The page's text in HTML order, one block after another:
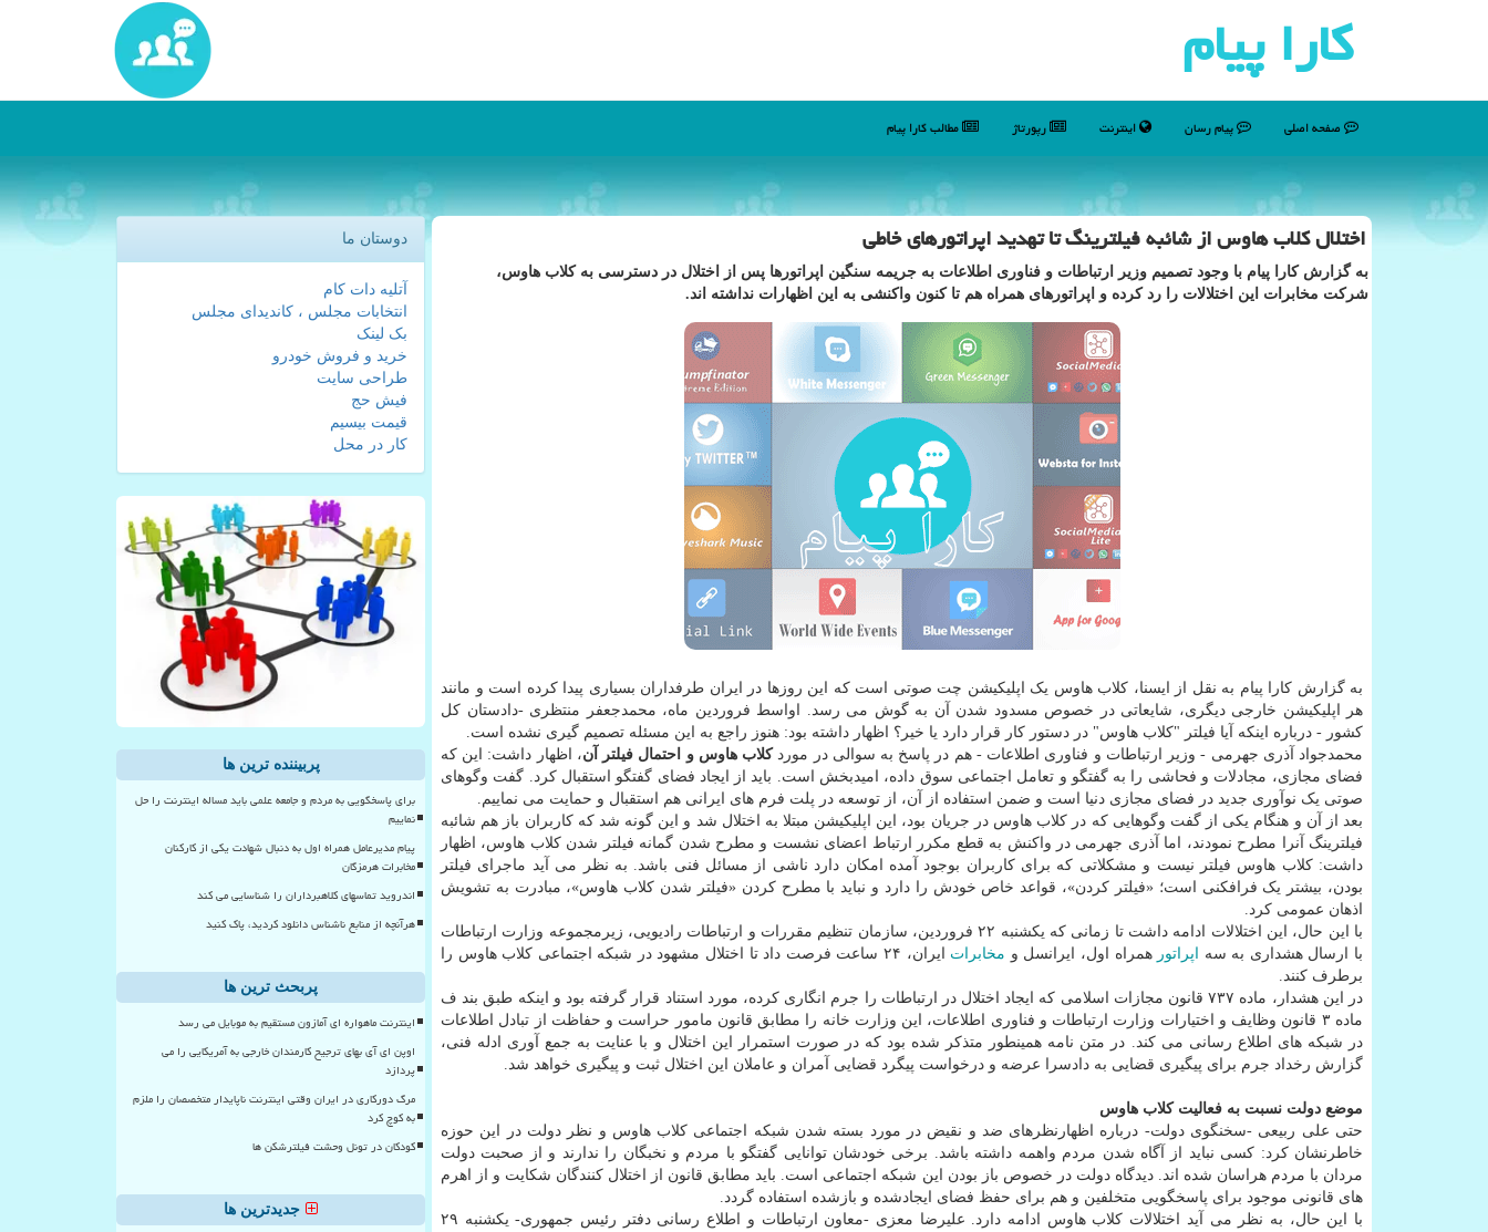
كارا پیام
صفحه اصلی پیام رسان اینترنت رپورتاژ مطالب كارا پیام
اختلال كلاب هاوس از شائبه فیلترینگ تا تهدید اپراتورهای خاطی
به گزارش کارا پیام با وجود تصمیم وزیر ارتباطات و فناوری اطلاعات به جریمه سنگین اپراتورها پس از اختلال در دسترسی به کلاب هاوس،
شرکت مخابرات این اختلالات را رد کرده و اپراتورهای همراه هم تا کنون واکنشی به این اظهارات نداشته اند.
به گزارش کارا پیام به نقل از ایسنا، کلاب هاوس یک اپلیکیشن چت صوتی است که این روزها در ایران طرفداران بسیاری پیدا کرده است و مانند
هر اپلیکیشن خارجی دیگری، شایعاتی در خصوص مسدود شدن آن به گوش می رسد. اواسط فروردین ماه، محمدجعفر منتظری -دادستان کل
کشور - درباره اینکه آیا فیلتر "کلاب هاوس" در دستور کار قرار دارد یا خیر؟ اظهار داشته بود: هنوز راجع به این مسئله تصمیم گیری نشده است.
محمدجواد آذری جهرمی - وزیر ارتباطات و فناوری اطلاعات - هم در پاسخ به سوالی در موردکلاب هاوس و احتمال فیلتر آن، اظهار داشت: این که
فضای مجازی، مجادلات و فحاشی را به گفتگو و تعامل اجتماعی سوق داده، امیدبخش است. باید از ایجاد فضای گفتگو استقبال کرد. گفت وگوهای
صوتی یک نوآوری جدید در فضای مجازی دنیا است و ضمن استفاده از آن، از توسعه در پلت فرم های ایرانی هم استقبال و حمایت می نماییم.
بعد از آن و هنگام یکی از گفت وگوهایی که در کلاب هاوس در جریان بود، این اپلیکیشن مبتلا به اختلال شد و این گونه شد که کاربران باز هم شائبه
فیلترینگ آنرا مطرح نمودند، اما آذری جهرمی در واکنش به قطع مکرر ارتباط اعضای نشست و مطرح شدن گمانه فیلتر شدن کلاب هاوس، اظهار
داشت: کلاب هاوس فیلتر نیست و مشکلاتی که برای کاربران بوجود آمده امکان دارد ناشی از مسائل فنی باشد. به نظر می آید ماجرای فیلتر
بودن، بیشتر یک فرافکنی است؛ «فیلتر کردن»، قواعد خاص خودش را دارد و نباید با مطرح کردن «فیلتر شدن کلاب هاوس»، مبادرت به تشویش
اذهان عمومی کرد.
با این حال، این اختلالات ادامه داشت تا زمانی که یکشنبه ۲۲ فروردین، سازمان تنظیم مقررات و ارتباطات رادیویی، زیرمجموعه وزارت ارتباطات
با ارسال هشداری به سه
اپراتور همراه اول، ایرانسل و مخابرات
ایران، ۲۴ ساعت فرصت داد تا اختلال مشهود در شبکه اجتماعی کلاب هاوس را
برطرف کنند.
در این هشدار، ماده ۷۳۷ قانون مجازات اسلامی که ایجاد اختلال در ارتباطات را جرم انگاری کرده، مورد استناد قرار گرفته بود و اینکه طبق بند ف
ماده ۳ قانون وظایف و اختیارات وزارت ارتباطات و فناوری اطلاعات، این وزارت خانه را مطابق قانون مامور حراست و حفاظت از تبادل اطلاعات
در شبکه های اطلاع رسانی می کند. در متن نامه همینطور متذکر شده بود که در صورت استمرار این اختلال و با عنایت به جمع آوری ادله فنی،
گزارش رخداد جرم برای پیگیری قضایی به دادسرا عرضه و درخواست پیگرد قضایی آمران و عاملان این اختلال ثبت و پیگیری خواهد شد.
موضع دولت نسبت به فعالیت کلاب هاوس
حتی علی ربیعی -سخنگوی دولت- درباره اظهارنظرهای ضد و نقیض در مورد بسته شدن شبکه اجتماعی کلاب هاوس و نظر دولت در این حوزه
خاطرنشان کرد: کسی نباید از آگاه شدن مردم واهمه داشته باشد. برخی خودشان توانایی گفتگو با مردم و نخبگان را ندارند و از صحبت دولت
مردان با مردم هراسان شده اند. دیدگاه دولت در خصوص باز بودن این شبکه اجتماعی است. باید مطابق قانون از اختلال کنندگان شکایت و از اهرم
های قانونی موجود برای پاسخگویی متخلفین و هم برای حفظ فضای ایجادشده و بازشده استفاده گردد.
با این حال، به نظر می آید اختلالات کلاب هاوس ادامه دارد. علیرضا معزی -معاون ارتباطات و اطلاع رسانی دفتر رئیس جمهوری- یکشنبه ۲۹
دوستان ما
آتلیه دات کام
انتخابات مجلس ، کاندیدای مجلس
بک لینک
خرید و فروش خودرو
طراحی سایت
فیش حج
قیمت بیسیم
کار در محل
پربیننده ترین ها
برای پاسخگویی به مردم و جامعه علمی باید مساله اینترنت را حل
نماییم
پیام مدیرعامل همراه اول به دنبال شهادت یکی از کارکنان
مخابرات هرمزگان
اندروید تماسهای کلاهبرداران را شناسایی می کند
هرآنچه از منابع ناشناس دانلود کردید، پاک کنید
پربحث ترین ها
اینترنت ماهواره ای آمازون مستقیم به موبایل می رسد
اوپن ای آی بهای ترجیح کارمندان خارجی به آمریکایی را می
پردازد
مرگ دورکاری در ایران وقتی اینترنت ناپایدار متخصصان را ملزم
به کوچ کرد
کودکان در تونل وحشت فیلترشکن ها
جدیدترین ها